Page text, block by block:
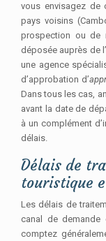
vous envisagez de
pays voisins
prospection ou de
déposée auprès de
une agence
d’approbation d’
Dans tous les cas,
avant la date de
à un complément
délais.
Délais de
touristique
Les délais de
canal de demande
comptez